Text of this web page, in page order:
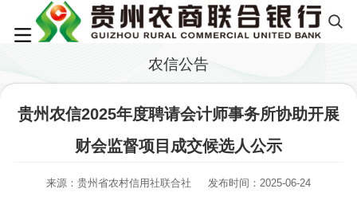
农信公告
贵州农信2025年度聘请会计师事务所协助开展
财会监督项目成交候选人公示
来源：贵州省农村信用社联合社 发布时间：2025-06-24